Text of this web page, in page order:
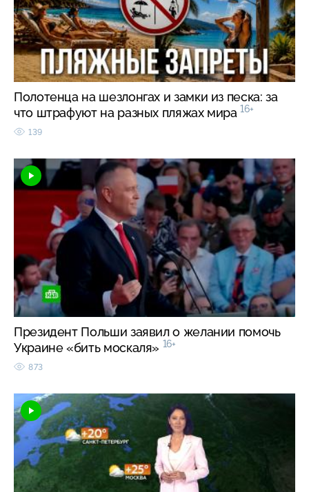
Полотенца на шезлонгах и замки из песка: за
что штрафуют на разных пляжах мира 16+
139
Президент Польши заявил о желании помочь
Украине «бить москаля» 16+
873